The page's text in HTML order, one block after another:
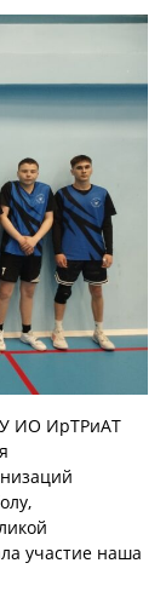
ИО ИрТРиАТ
участие наша